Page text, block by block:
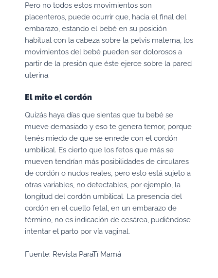
Pero no todos estos movimientos son
placenteros, puede ocurrir que, hacia el final del
embarazo, estando el bebé en su posición
habitual con la cabeza sobre la pelvis materna, los
movimientos del bebé pueden ser dolorosos a
partir de la presión que éste ejerce sobre la pared
uterina.
El mito el cordón
Quizás haya días que sientas que tu bebé se
mueve demasiado y eso te genera temor, porque
tenés miedo de que se enrede con el cordón
umbilical. Es cierto que los fetos que más se
mueven tendrían más posibilidades de circulares
de cordón o nudos reales, pero esto está sujeto a
otras variables, no detectables, por ejemplo, la
longitud del cordón umbilical. La presencia del
cordón en el cuello fetal, en un embarazo de
término, no es indicación de cesárea, pudiéndose
intentar el parto por vía vaginal.
Fuente: Revista ParaTí Mamá